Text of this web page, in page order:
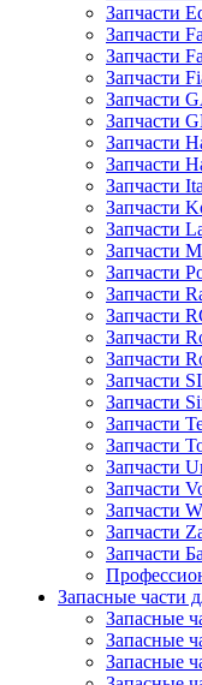
Запчасти
Запчасти
Запчасти
Запчасти
Запчасти
Запчасти
Запчасти
Запчасти
Запчасти
Запчасти
Запчасти
Запчасти
Запчасти
Запчасти
Запчасти
Запчасти
Запчасти
Запчасти
Запчасти
Запчасти
Запчасти
Запчасти
Запчасти
Запчасти
Запчасти
Запчасти
Запасные части
Запасные
Запасные
Запасные